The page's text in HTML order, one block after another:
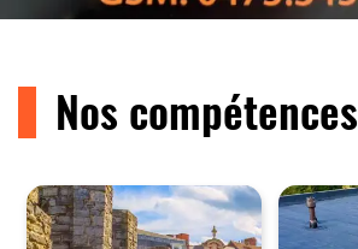
Nos compétences